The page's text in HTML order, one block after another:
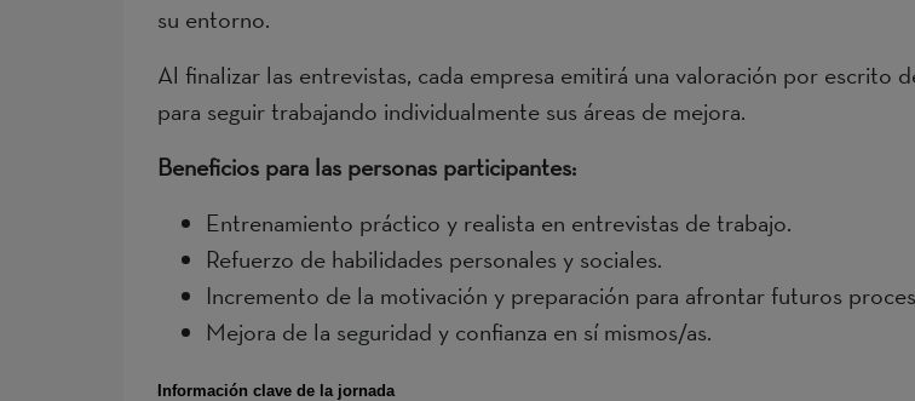
su entorno.
Al finalizar las entrevistas, cada empresa emitirá una valoración por escrito
para seguir trabajando individualmente sus áreas de mejora.
Beneficios para las personas participantes:
Entrenamiento práctico y realista en entrevistas de trabajo.
Refuerzo de habilidades personales y sociales.
Incremento de la motivación y preparación para afrontar futuros
Mejora de la seguridad y confianza en sí mismos/as.
Información clave de la jornada